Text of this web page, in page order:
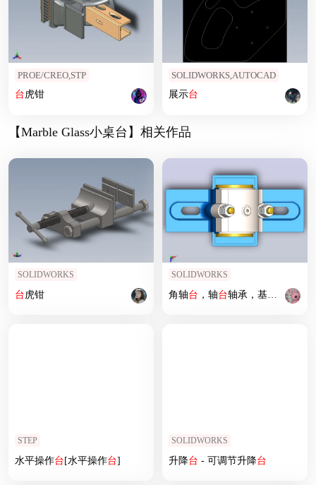
PROE/CREO,STP
台虎钳
SOLIDWORKS,AUTOCAD
展示台
【Marble Glass小桌台】相关作品
SOLIDWORKS
台虎钳
SOLIDWORKS
角轴台 ，轴台轴承，基座轴承
STEP
水平操作台[水平操作台]
SOLIDWORKS
升降台 - 可调节升降台